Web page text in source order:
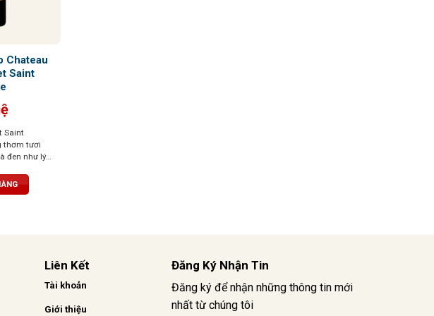
Chateau
Saint
Saint
thơm tươi
đen như lý
và sống
vòm
Liên Kết
Tài khoản
Giới thiệu
Đăng Ký Nhận Tin
Đăng ký để nhận những thông tin mới
nhất từ chúng tôi